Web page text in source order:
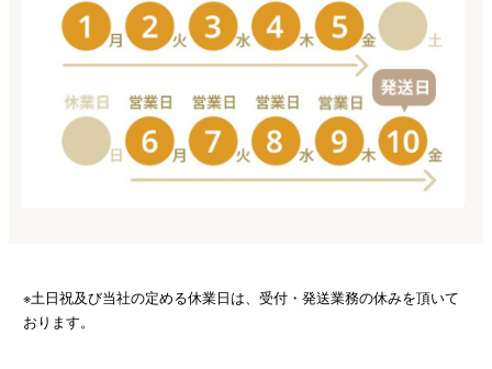
※土日祝及び当社の定める休業日は、受付・発送業務の休みを頂いて
おります。